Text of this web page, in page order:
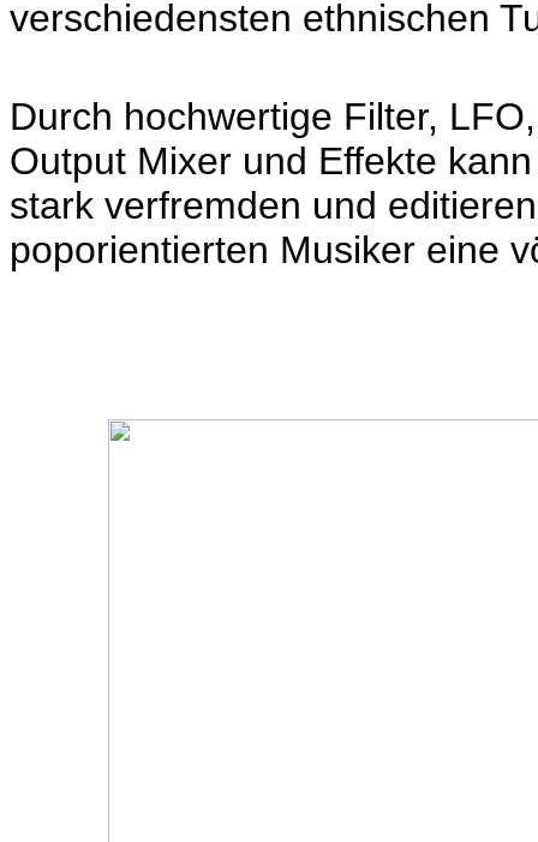
verschiedensten ethnischen
Durch hochwertige Filter,
Output Mixer und Effekte
stark verfremden und
poporientierten Musiker eine